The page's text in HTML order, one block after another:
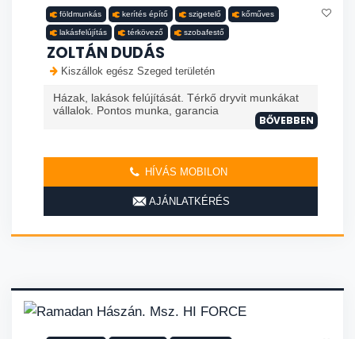
földmunkás kerítés építő szigetelő kőműves
lakásfelújítás térkövező szobafestő
ZOLTÁN DUDÁS
Kiszállok egész Szeged területén
Házak, lakások felújítását. Térkő dryvit munkákat
vállalok. Pontos munka, garancia
BŐVEBBEN
HÍVÁS MOBILON
AJÁNLATKÉRÉS